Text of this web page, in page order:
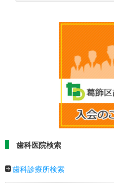
歯科医院検索
歯科診療所検索